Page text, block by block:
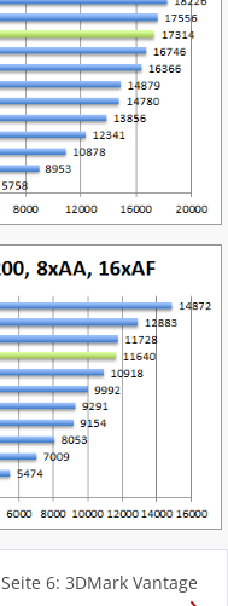
Seite 6: 3DMark Vantage